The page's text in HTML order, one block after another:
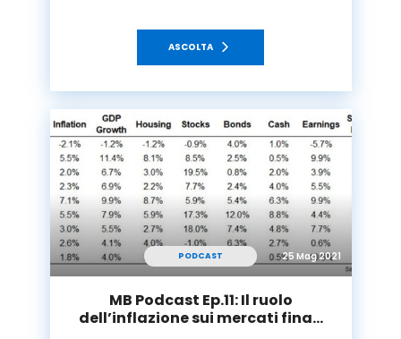
ASCOLTA
PODCAST 25 Mag 2021
MB Podcast Ep.11: Il ruolo
dell’inflazione sui mercati fina…